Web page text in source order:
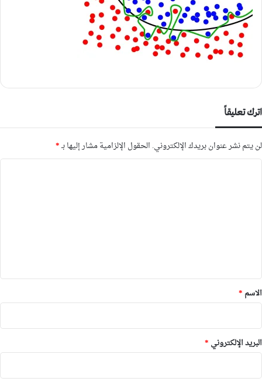
اترك تعليقاً
لن يتم نشر عنوان بريدك الإلكتروني. الحقول الإلزامية مشار إليها بـ*
*
الاسم *
البريد الإلكتروني *